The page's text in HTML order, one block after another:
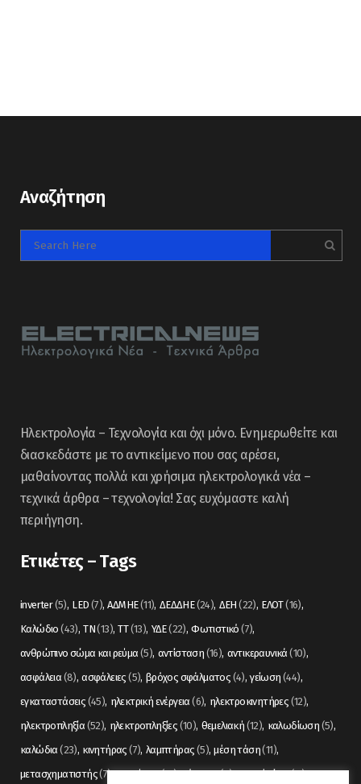
Αναζήτηση
Ηλεκτρολογία – Τεχνολογία και όχι μόνο. Ενημερωθείτε και
διασκεδάστε με το αντικείμενο που σας αρέσει,
μαθαίνοντας πολλά και χρήσιμα ηλεκτρολογικά νέα –
τεχνικά άρθρα – τεχνολογία! Σας ευχόμαστε καλή
περιήγηση.
Ετικέτες – Tags
inverter(5) LED (7) ΑΔΜΗΕ(11) ΔΕΔΔΗΕ(24) ΔΕΗ (22) ΕΛΟΤ(16)
Καλώδιο (43) ΤΝ(13) ΤΤ(13) ΥΔΕ(22) Φωτιστικό (7)
ανθρώπινο σώμα και ρεύμα (5) αντίσταση (16) αντικεραυνικά (10)
ασφάλεια (8) ασφάλειες (5) βρόχος σφάλματος (4) γείωση (44)
εγκαταστάσεις (45) ηλεκτρική ενέργεια (6) ηλεκτροκινητήρες (12)
ηλεκτροπληξία (52) ηλεκτροπληξίες (10) θεμελιακή (12) καλωδίωση (5)
καλώδια (23) κινητήρας (7) λαμπτήρας (5) μέση τάση(11)
μετασχηματιστής(7) μετρήσεις(12) μόνωση(6) οπτικές ίνες(11)